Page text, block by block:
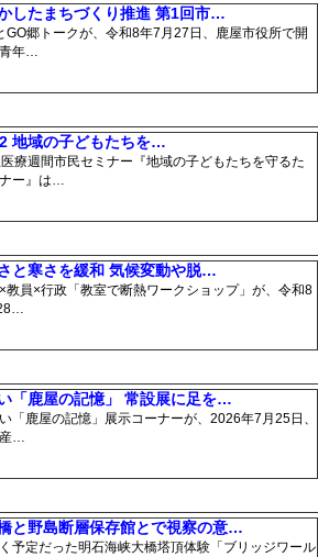
したまちづくり推進 第1回市…
郷トークが、令和8年7月27日、鹿屋市役所で開
年…
地域の子どもたちを…
療週間市民セミナー『地域の子どもたちを守るた
ー』は…
と寒さを緩和 気候変動や脱…
員×行政「教室で断熱ワークショップ」が、令和8
「鹿屋の記憶」 常設展に足を…
「鹿屋の記憶」展示コーナーが、2026年7月25日、
産…
と野島断層保存館とで視察の意…
予定だった明石海峡大橋塔頂体験「ブリッジワール